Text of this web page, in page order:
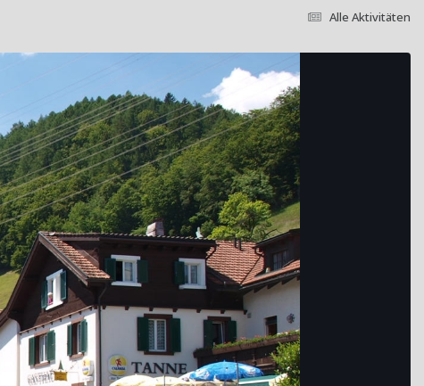
Alle Aktivitäten